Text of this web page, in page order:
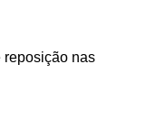
reposição nas